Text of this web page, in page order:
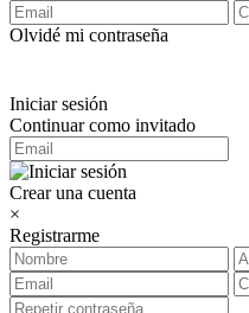
Olvidé mi contraseña
Iniciar sesión
Continuar como invitado
Crear una cuenta
×
Registrarme